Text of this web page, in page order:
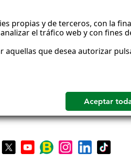
propias y de terceros, con la
el tráfico web y con fines
que desea autorizar